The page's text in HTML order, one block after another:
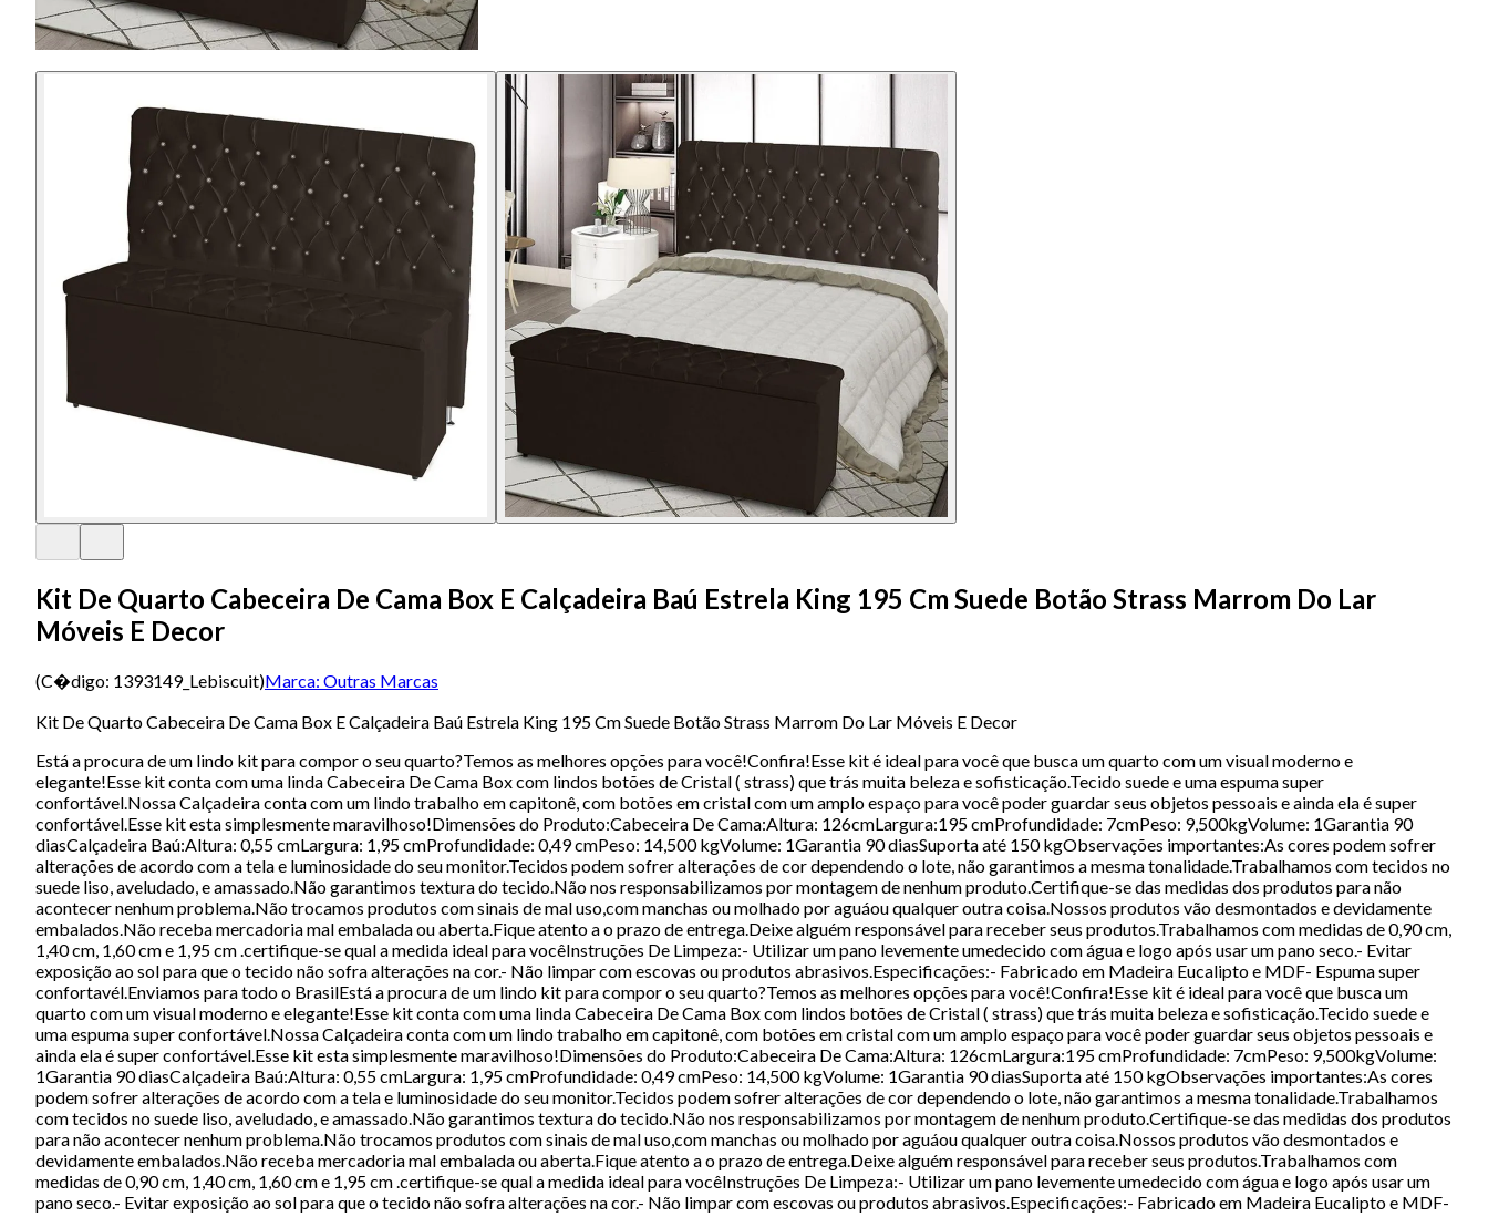
Kit De Quarto Cabeceira De Cama Box E Calçadeira Baú Estrela King 195 Cm Suede Botão Strass Marrom Do Lar
Móveis E Decor
(C�digo: 1393149_Lebiscuit)Marca: Outras Marcas
Kit De Quarto Cabeceira De Cama Box E Calçadeira Baú Estrela King 195 Cm Suede Botão Strass Marrom Do Lar Móveis E Decor
Está a procura de um lindo kit para compor o seu quarto?Temos as melhores opções para você!Confira!Esse kit é ideal para você que busca um quarto com um visual moderno e
elegante!Esse kit conta com uma linda Cabeceira De Cama Box com lindos botões de Cristal ( strass) que trás muita beleza e sofisticação.Tecido suede e uma espuma super
confortável.Nossa Calçadeira conta com um lindo trabalho em capitonê, com botões em cristal com um amplo espaço para você poder guardar seus objetos pessoais e ainda ela é super
confortável.Esse kit esta simplesmente maravilhoso!Dimensões do Produto:Cabeceira De Cama:Altura: 126cmLargura:195 cmProfundidade: 7cmPeso: 9,500kgVolume: 1Garantia 90
diasCalçadeira Baú:Altura: 0,55 cmLargura: 1,95 cmProfundidade: 0,49 cmPeso: 14,500 kgVolume: 1Garantia 90 diasSuporta até 150 kgObservações importantes:As cores podem sofrer
alterações de acordo com a tela e luminosidade do seu monitor.Tecidos podem sofrer alterações de cor dependendo o lote, não garantimos a mesma tonalidade.Trabalhamos com tecidos no
suede liso, aveludado, e amassado.Não garantimos textura do tecido.Não nos responsabilizamos por montagem de nenhum produto.Certifique-se das medidas dos produtos para não
acontecer nenhum problema.Não trocamos produtos com sinais de mal uso,com manchas ou molhado por aguáou qualquer outra coisa.Nossos produtos vão desmontados e devidamente
embalados.Não receba mercadoria mal embalada ou aberta.Fique atento a o prazo de entrega.Deixe alguém responsável para receber seus produtos.Trabalhamos com medidas de 0,90 cm,
1,40 cm, 1,60 cm e 1,95 cm .certifique-se qual a medida ideal para vocêInstruções De Limpeza:- Utilizar um pano levemente umedecido com água e logo após usar um pano seco.- Evitar
exposição ao sol para que o tecido não sofra alterações na cor.- Não limpar com escovas ou produtos abrasivos.Especificações:- Fabricado em Madeira Eucalipto e MDF- Espuma super
confortavél.Enviamos para todo o BrasilEstá a procura de um lindo kit para compor o seu quarto?Temos as melhores opções para você!Confira!Esse kit é ideal para você que busca um
quarto com um visual moderno e elegante!Esse kit conta com uma linda Cabeceira De Cama Box com lindos botões de Cristal ( strass) que trás muita beleza e sofisticação.Tecido suede e
uma espuma super confortável.Nossa Calçadeira conta com um lindo trabalho em capitonê, com botões em cristal com um amplo espaço para você poder guardar seus objetos pessoais e
ainda ela é super confortável.Esse kit esta simplesmente maravilhoso!Dimensões do Produto:Cabeceira De Cama:Altura: 126cmLargura:195 cmProfundidade: 7cmPeso: 9,500kgVolume:
1Garantia 90 diasCalçadeira Baú:Altura: 0,55 cmLargura: 1,95 cmProfundidade: 0,49 cmPeso: 14,500 kgVolume: 1Garantia 90 diasSuporta até 150 kgObservações importantes:As cores
podem sofrer alterações de acordo com a tela e luminosidade do seu monitor.Tecidos podem sofrer alterações de cor dependendo o lote, não garantimos a mesma tonalidade.Trabalhamos
com tecidos no suede liso, aveludado, e amassado.Não garantimos textura do tecido.Não nos responsabilizamos por montagem de nenhum produto.Certifique-se das medidas dos produtos
para não acontecer nenhum problema.Não trocamos produtos com sinais de mal uso,com manchas ou molhado por aguáou qualquer outra coisa.Nossos produtos vão desmontados e
devidamente embalados.Não receba mercadoria mal embalada ou aberta.Fique atento a o prazo de entrega.Deixe alguém responsável para receber seus produtos.Trabalhamos com
medidas de 0,90 cm, 1,40 cm, 1,60 cm e 1,95 cm .certifique-se qual a medida ideal para vocêInstruções De Limpeza:- Utilizar um pano levemente umedecido com água e logo após usar um
pano seco.- Evitar exposição ao sol para que o tecido não sofra alterações na cor.- Não limpar com escovas ou produtos abrasivos.Especificações:- Fabricado em Madeira Eucalipto e MDF-